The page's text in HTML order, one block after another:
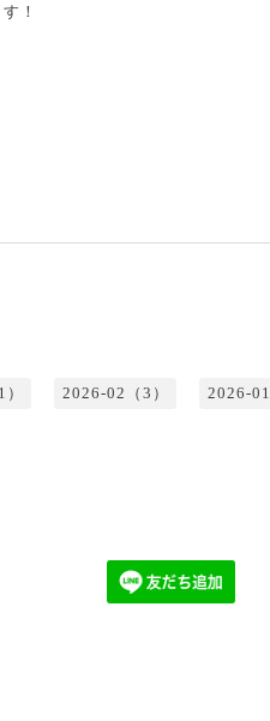
！
2026-02（3） 2026-01